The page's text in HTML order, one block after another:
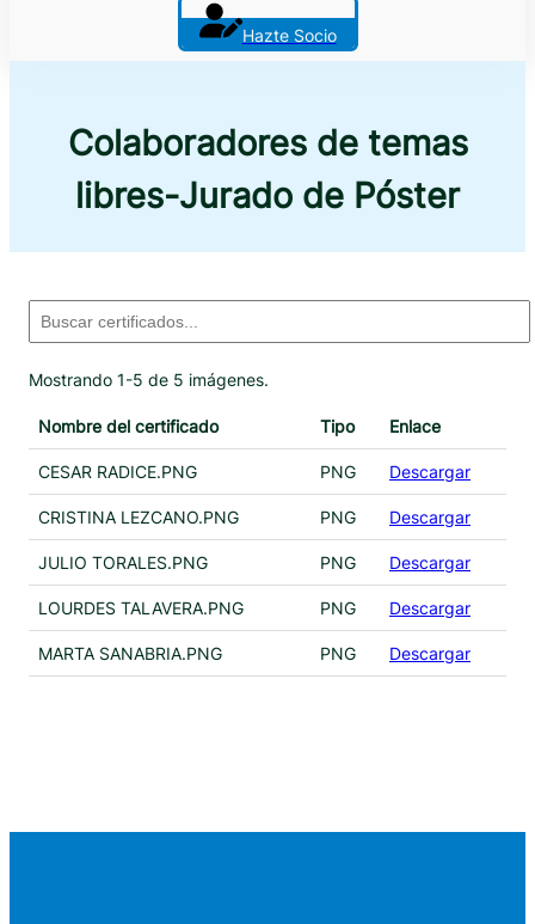
Hazte Socio
Colaboradores de temas
libres-Jurado de Póster
Mostrando 1-5 de 5 imágenes.
Nombre del certificado Tipo Enlace
CESAR RADICE.PNG PNG Descargar
CRISTINA LEZCANO.PNG PNG Descargar
JULIO TORALES.PNG PNG Descargar
LOURDES TALAVERA.PNG PNG Descargar
MARTA SANABRIA.PNG PNG Descargar